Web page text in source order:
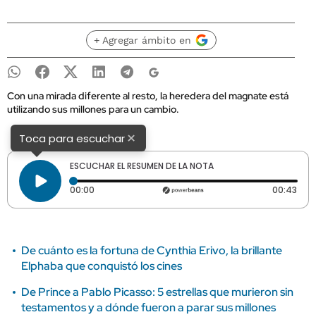
+ Agregar ámbito en
Con una mirada diferente al resto, la heredera del magnate está
utilizando sus millones para un cambio.
Toca para escuchar×
ESCUCHAR EL RESUMEN DE LA NOTA
00:00 Tiempo transcurrido: 0 segundos 00:43
De cuánto es la fortuna de Cynthia Erivo, la brillante
Elphaba que conquistó los cines
De Prince a Pablo Picasso: 5 estrellas que murieron sin
testamentos y a dónde fueron a parar sus millones